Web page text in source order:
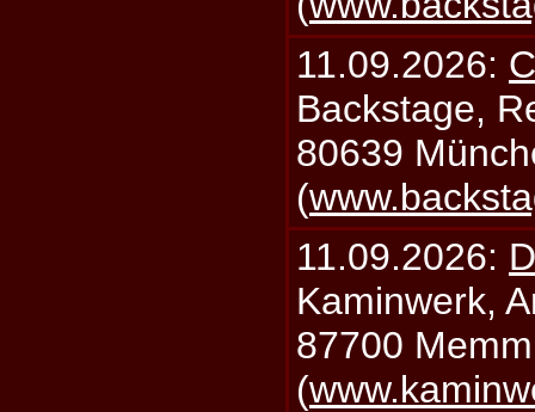
11.09.2026:
Backstage,
80639
(
11.09.2026:
Kaminwerk,
87700
(